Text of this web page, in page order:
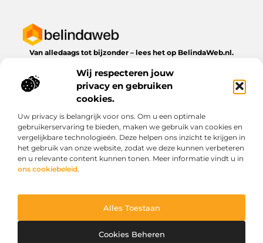
Wij respecteren jouw
privacy en gebruiken
cookies.
Uw privacy is belangrijk voor ons. Om u een optimale
gebruikerservaring te bieden, maken we gebruik van cookies en
vergelijkbare technologieën. Deze helpen ons inzicht te krijgen in
het gebruik van onze website, zodat we deze kunnen verbeteren
en u relevante content kunnen tonen. Meer informatie vindt u in
ons cookiebeleid.
Alles Toestaan
Cookies Beheren
Van alledaags tot bijzonder – lees het op BelindaWeb.nl.
dagelijks leven te bieden heeft.
Bericht categorie
Onze informatie
Cookiebeleid (EU)
@2025 www.belindaweb.nl. All Right Reserved.